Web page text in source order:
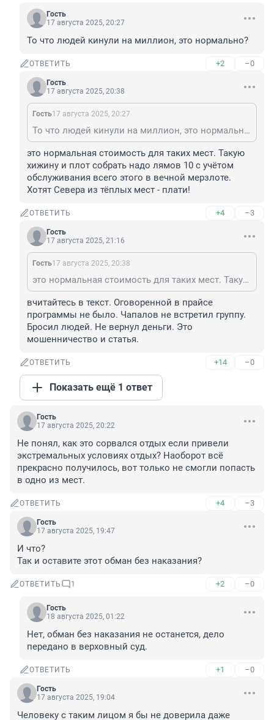
Гость
17 августа 2025, 20:27
То что людей кинули на миллион, это нормально?
ОТВЕТИТЬ +2 –0
Гость
17 августа 2025, 20:38
Гость17 августа 2025, 20:27
То что людей кинули на миллион, это нормально?
это нормальная стоимость для таких мест. Такую
хижину и плот собрать надо лямов 10 с учётом
обслуживания всего этого в вечной мерзлоте.
Хотят Севера из тёплых мест - плати!
ОТВЕТИТЬ +4 –3
Гость
17 августа 2025, 21:16
Гость17 августа 2025, 20:38
это нормальная стоимость для таких мест. Такую хижину и плот собрать надо лямов 10 с учётом обслуживания всего этого в вечной мерзлоте. Хотят Севера из тёплых мест - плати!
вчитайтесь в текст. Оговоренной в прайсе
программы не было. Чапалов не встретил группу.
Бросил людей. Не вернул деньги. Это
мошенничество и статья.
ОТВЕТИТЬ +14 –0
Показать ещё 1 ответ
Гость
17 августа 2025, 20:22
Не понял, как это сорвался отдых если привели
экстремальных условиях отдых? Наоборот всё
прекрасно получилось, вот только не смогли попасть
в одно из мест.
ОТВЕТИТЬ +4 –3
Гость
17 августа 2025, 19:47
И что?
Так и оставите этот обман без наказания?
ОТВЕТИТЬ 1 +2 –0
Гость
18 августа 2025, 01:22
Нет, обман без наказания не останется, дело
передано в верховный суд.
ОТВЕТИТЬ +1 –0
Гость
17 августа 2025, 19:04
Человеку с таким лицом я бы не доверила даже